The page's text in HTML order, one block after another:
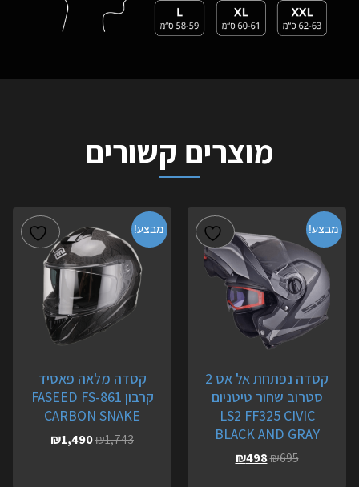
מוצרים קשורים
מבצע!
קסדה נפתחת אל אס 2
סטרוב שחור טיטניום
LS2 FF325 CIVIC
BLACK AND GRAY
₪695
₪498
מבצע!
קסדה מלאה פאסיד
קרבון FASEED FS-861
CARBON SNAKE
₪1,743
₪1,490